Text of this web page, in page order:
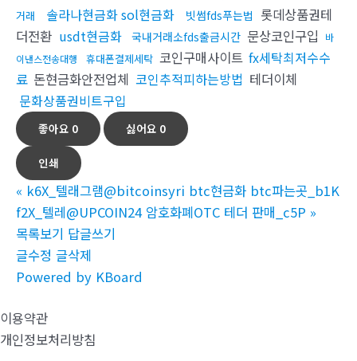
거래
솔라나현금화 sol현금화 빗썸fds푸는법 롯데상품권테
더전환 usdt현금화 국내거래소fds출금시간 문상코인구입
바
이낸스전송대행
휴대폰결제세탁 코인구매사이트 fx세탁최저수수
료 돈현금화안전업체 코인추적피하는방법 테더이체
문화상품권비트구입
좋아요 0 싫어요 0
인쇄
« k6X_텔래그램@bitcoinsyri btc현금화 btc파는곳_b1K
f2X_텔레@UPCOIN24 암호화폐OTC 테더 판매_c5P »
목록보기 답글쓰기
글수정 글삭제
Powered by KBoard
이용약관
개인정보처리방침